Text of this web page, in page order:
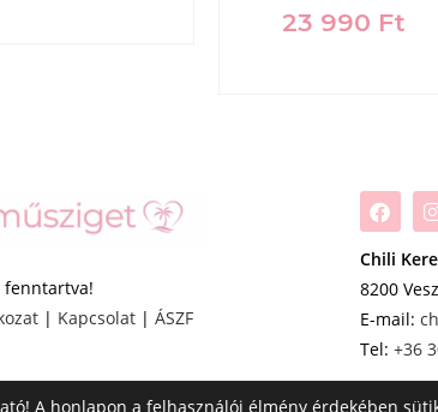
23 990 Ft
| Kapcsolat | ÁSZF
Chili
8200
E-mail:
Tel: +36
A honlapon a felhasználói élmény érdekében